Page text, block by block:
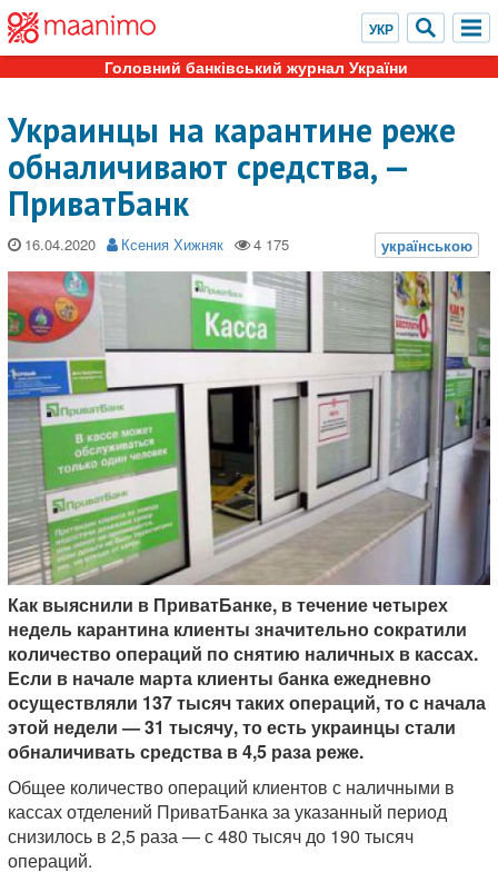
Головний банківський журнал України
Украинцы на карантине реже
обналичивают средства, —
ПриватБанк
16.04.2020 Ксения Хижняк
Как выяснили в ПриватБанке, в течение четырех
недель карантина клиенты значительно сократили
количество операций по снятию наличных в кассах.
Если в начале марта клиенты банка ежедневно
осуществляли 137 тысяч таких операций, то с начала
этой недели — 31 тысячу, то есть украинцы стали
обналичивать средства в 4,5 раза реже.
Общее количество операций клиентов с наличными в
кассах отделений ПриватБанка за указанный период
снизилось в 2,5 раза — с 480 тысяч до 190 тысяч
операций.